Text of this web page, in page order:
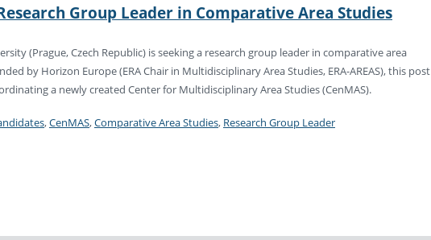
Group Leader in Comparative Area Studies
(Prague, Czech Republic) is seeking a research group leader in comparative area
by Horizon Europe (ERA Chair in Multidisciplinary Area Studies, ERA-AREAS), this post
a newly created Center for Multidisciplinary Area Studies (CenMAS).
,CenMAS,Comparative Area Studies, Research Group Leader